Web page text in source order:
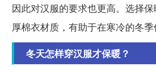
因此对汉服的要求也更高。选择
厚棉衣材质，有助于在寒冷的冬季
冬天怎样穿汉服才保暖？